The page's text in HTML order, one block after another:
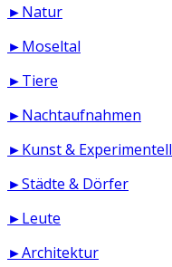
►Natur
►Moseltal
►Tiere
►Nachtaufnahmen
►Kunst & Experimentell
►Städte & Dörfer
►Leute
►Architektur